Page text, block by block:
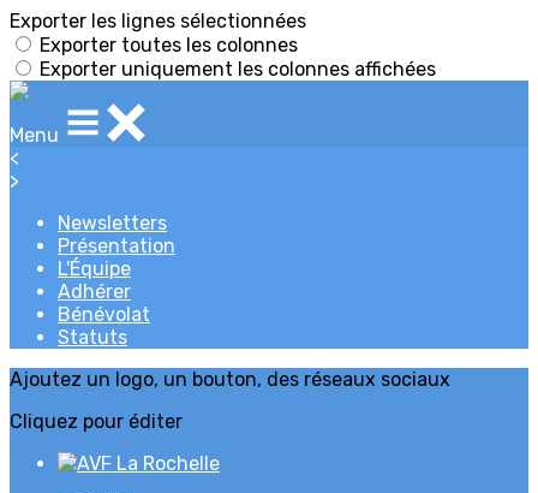
Exporter les lignes sélectionnées
Exporter toutes les colonnes
Exporter uniquement les colonnes affichées
Menu
<
>
Newsletters
Présentation
L'Équipe
Adhérer
Bénévolat
Statuts
Ajoutez un logo, un bouton, des réseaux sociaux
Cliquez pour éditer